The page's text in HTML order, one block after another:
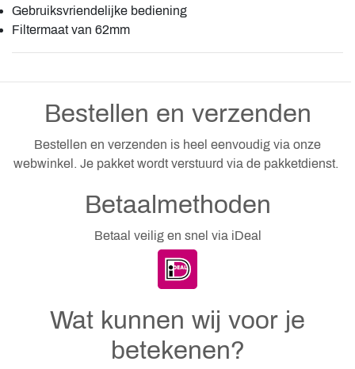
Gebruiksvriendelijke bediening
Filtermaat van 62mm
Bestellen en verzenden
Bestellen en verzenden is heel eenvoudig via onze
webwinkel. Je pakket wordt verstuurd via de pakketdienst.
Betaalmethoden
Betaal veilig en snel via iDeal
Wat kunnen wij voor je
betekenen?